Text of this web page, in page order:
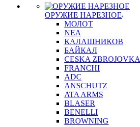
ОРУЖИЕ НАРЕЗНОЕ
МОЛОТ
NEA
КАЛАШНИКОВ
БАЙКАЛ
CESKA ZBROJOVKA
FRANCHI
ADC
ANSCHUTZ
ATA ARMS
BLASER
BENELLI
BROWNING